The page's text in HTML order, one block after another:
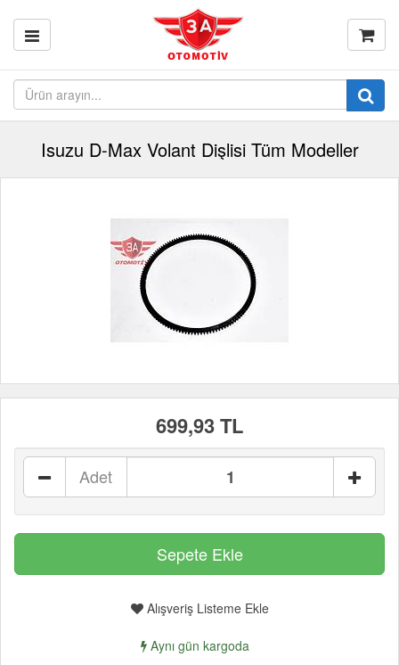
Isuzu D-Max Volant Dişlisi Tüm Modeller
699,93 TL
Adet
Alışveriş Listeme Ekle
Aynı gün kargoda